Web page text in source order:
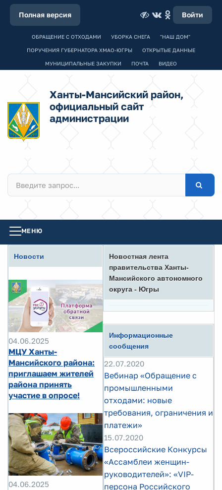
Полная версия Войти
ОБРАЩЕНИЕ С ОТХОДАМИ УБОРКА СНЕГА "НАШ ДОМ"
ПОРУЧЕНИЯ ГУБЕРНАТОРА ХМАО-ЮГРЫ ОТКРЫТЫЕ ДАННЫЕ
МУНИЦИПАЛЬНЫЕ ЗАКУПКИ ПОЧТА ВИДЕО
Ханты-Мансийский район,
официальный сайт
администрации
МЕНЮ
Новости
04.06.2025
МЦУ Ханты-
Мансийского района:
приглашаем жителей
района принять
участие в опросе!
04.06.2025
Новостная лента
правительства Ханты-
Мансийского автономного
округа - Югры
Информационные
сообщения
22.07.2020
Вебинар «Обращение с
промышленными
отходами: новые
требования, ограничения и
платежи»
15.07.2020
Всероссийские Конкурсы
«Ассамблеи женщин-
руководителей»: «VIP-
персона Российского